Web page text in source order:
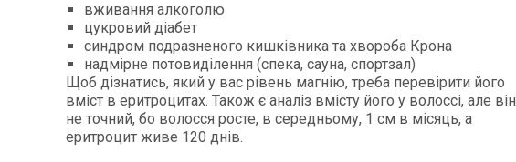
вживання алкоголю
цукровий діабет
синдром подразненого кишківника та хвороба Крона
надмірне потовиділення (спека, сауна, спортзал)
Щоб дізнатись, який у вас рівень магнію, треба перевірити його
вміст в еритроцитах. Також є аналіз вмісту його у волоссі, але він
не точний, бо волосся росте, в середньому, 1 см в місяць, а
еритроцит живе 120 днів.